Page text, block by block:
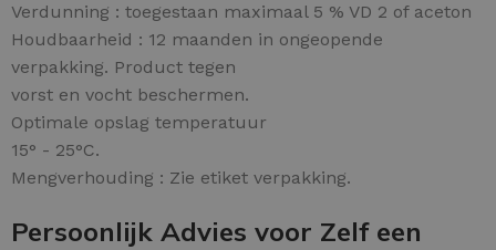
Verdunning : toegestaan maximaal 5 % VD 2 of aceton
Houdbaarheid : 12 maanden in ongeopende
verpakking. Product tegen
vorst en vocht beschermen.
Optimale opslag temperatuur
15° - 25°C.
Mengverhouding : Zie etiket verpakking.
Persoonlijk Advies voor Zelf een